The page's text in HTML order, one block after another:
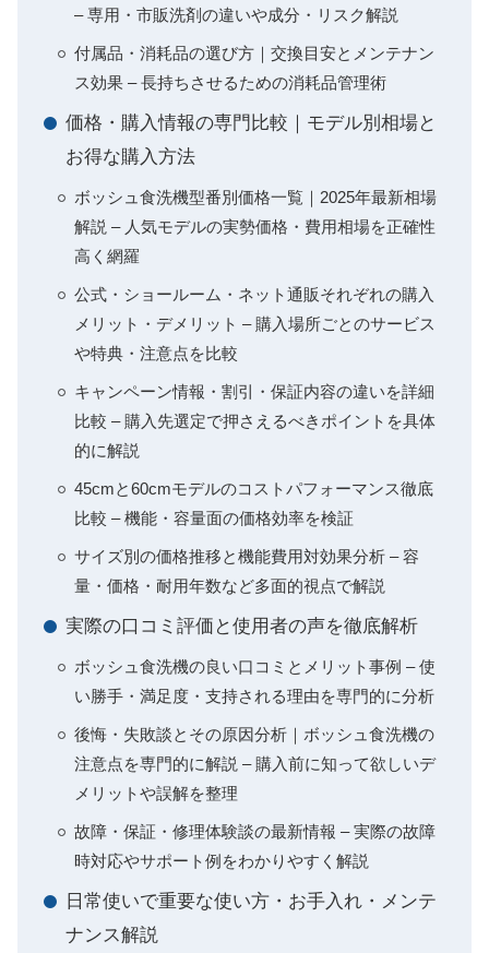
– 専用・市販洗剤の違いや成分・リスク解説
付属品・消耗品の選び方｜交換目安とメンテナン
ス効果 – 長持ちさせるための消耗品管理術
価格・購入情報の専門比較｜モデル別相場と
お得な購入方法
ボッシュ食洗機型番別価格一覧｜2025年最新相場
解説 – 人気モデルの実勢価格・費用相場を正確性
高く網羅
公式・ショールーム・ネット通販それぞれの購入
メリット・デメリット – 購入場所ごとのサービス
や特典・注意点を比較
キャンペーン情報・割引・保証内容の違いを詳細
比較 – 購入先選定で押さえるべきポイントを具体
的に解説
45cmと60cmモデルのコストパフォーマンス徹底
比較 – 機能・容量面の価格効率を検証
サイズ別の価格推移と機能費用対効果分析 – 容
量・価格・耐用年数など多面的視点で解説
実際の口コミ評価と使用者の声を徹底解析
ボッシュ食洗機の良い口コミとメリット事例 – 使
い勝手・満足度・支持される理由を専門的に分析
後悔・失敗談とその原因分析｜ボッシュ食洗機の
注意点を専門的に解説 – 購入前に知って欲しいデ
メリットや誤解を整理
故障・保証・修理体験談の最新情報 – 実際の故障
時対応やサポート例をわかりやすく解説
日常使いで重要な使い方・お手入れ・メンテ
ナンス解説